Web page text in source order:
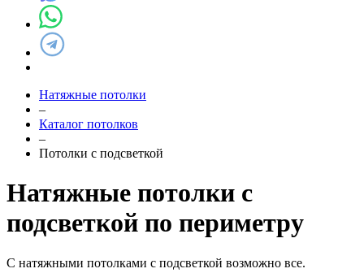
Натяжные потолки
–
Каталог потолков
–
Потолки с подсветкой
Натяжные потолки с
подсветкой по периметру
С натяжными потолками с подсветкой возможно все.